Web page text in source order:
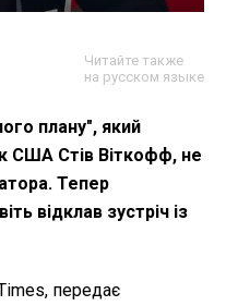
Читайте также
на русском языке
плану", який
США Стів Віткофф, не
Тепер
відклав зустріч із
передає